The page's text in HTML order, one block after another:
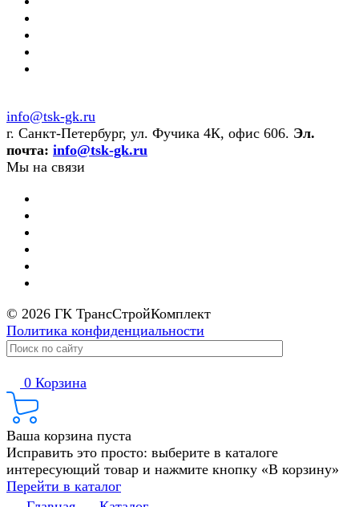
info@tsk-gk.ru
г. Санкт-Петербург, ул. Фучика 4К, офис 606. Эл.
почта: info@tsk-gk.ru
Мы на связи
© 2026 ГК ТрансСтройКомплект
Политика конфиденциальности
0 Корзина
Ваша корзина пуста
Исправить это просто: выберите в каталоге
интересующий товар и нажмите кнопку «В корзину»
Перейти в каталог